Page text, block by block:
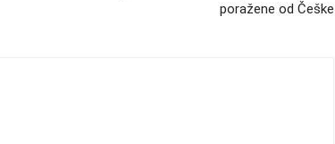
poražene od Češke